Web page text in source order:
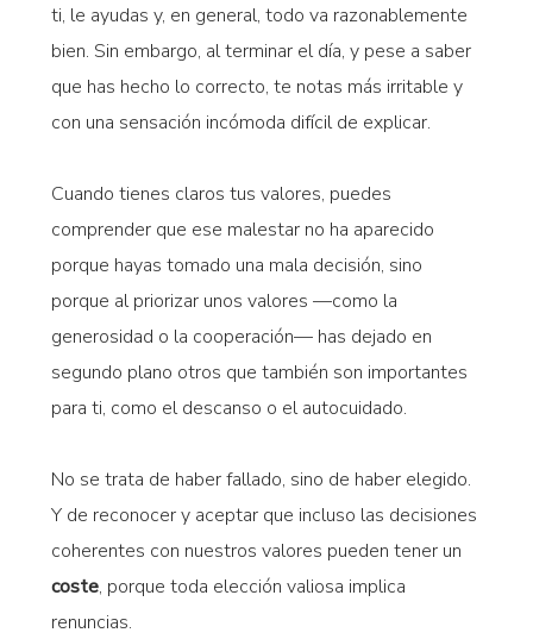
ti, le ayudas y, en general, todo va razonablemente
bien. Sin embargo, al terminar el día, y pese a saber
que has hecho lo correcto, te notas más irritable y
con una sensación incómoda difícil de explicar.
Cuando tienes claros tus valores, puedes
comprender que ese malestar no ha aparecido
porque hayas tomado una mala decisión, sino
porque al priorizar unos valores —como la
generosidad o la cooperación— has dejado en
segundo plano otros que también son importantes
para ti, como el descanso o el autocuidado.
No se trata de haber fallado, sino de haber elegido.
Y de reconocer y aceptar que incluso las decisiones
coherentes con nuestros valores pueden tener un
coste, porque toda elección valiosa implica
renuncias.